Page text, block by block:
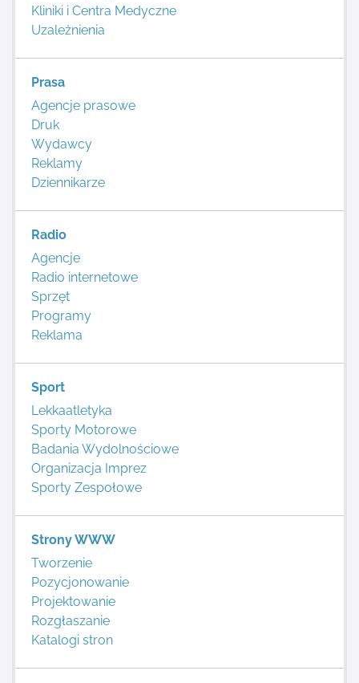
Kliniki i Centra Medyczne
Uzależnienia
Prasa
Agencje prasowe
Druk
Wydawcy
Reklamy
Dziennikarze
Radio
Agencje
Radio internetowe
Sprzęt
Programy
Reklama
Sport
Lekkaatletyka
Sporty Motorowe
Badania Wydolnościowe
Organizacja Imprez
Sporty Zespołowe
Strony WWW
Tworzenie
Pozycjonowanie
Projektowanie
Rozgłaszanie
Katalogi stron